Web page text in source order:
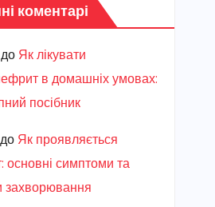
коментарі
Як лікувати
в домашніх умовах:
посібник
до Як проявляється
основні симптоми та
захворювання